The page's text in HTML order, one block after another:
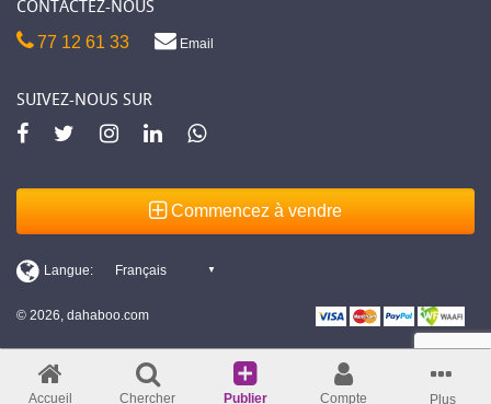
CONTACTEZ-NOUS
77 12 61 33 Email
SUIVEZ-NOUS SUR
Commencez à vendre
© 2026, dahaboo.com
Accueil Chercher Publier Compte Plus